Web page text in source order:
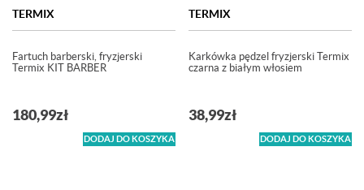
TERMIX
Fartuch barberski, fryzjerski
Termix KIT BARBER
180,99zł
DODAJ DO KOSZYKA
TERMIX
Karkówka pędzel fryzjerski Termix
czarna z białym włosiem
38,99zł
DODAJ DO KOSZYKA